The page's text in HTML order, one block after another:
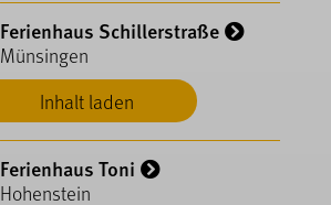
Inhalt laden
Ferienhaus Schillerstraße
Münsingen
Ferienhaus Toni
Hohenstein